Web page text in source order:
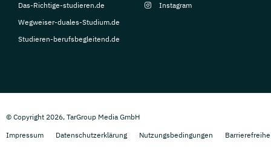
Das-Richtige-studieren.de
Wegweiser-duales-Studium.de
Studieren-berufsbegleitend.de
Instagram
© Copyright 2026, TarGroup Media GmbH
Impressum
Datenschutzerklärung Nutzungsbedingungen